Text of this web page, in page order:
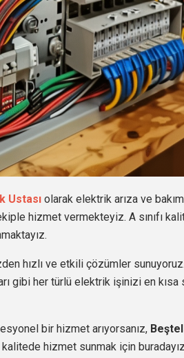
Ustası olarak elektrik arıza ve
hizmet vermekteyiz. A sınıfı
hızlı ve etkili çözümler sunuyoruz.
gibi her türlü elektrik işinizi en
bir hizmet arıyorsanız,
hizmet sunmak için